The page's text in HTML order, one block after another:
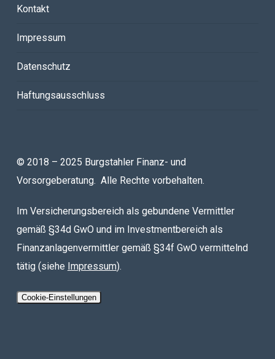
Kontakt
Impressum
Datenschutz
Haftungsausschluss
© 2018 – 2025 Burgstahler Finanz- und
Vorsorgeberatung. Alle Rechte vorbehalten.
Im Versicherungsbereich als gebundene Vermittler
gemäß §34d GwO und im Investmentbereich als
Finanzanlagenvermittler gemäß §34f GwO vermittelnd
tätig (siehe Impressum).
Cookie-Einstellungen